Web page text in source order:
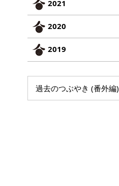
2021
2020
2019
過去のつぶやき (番外編)